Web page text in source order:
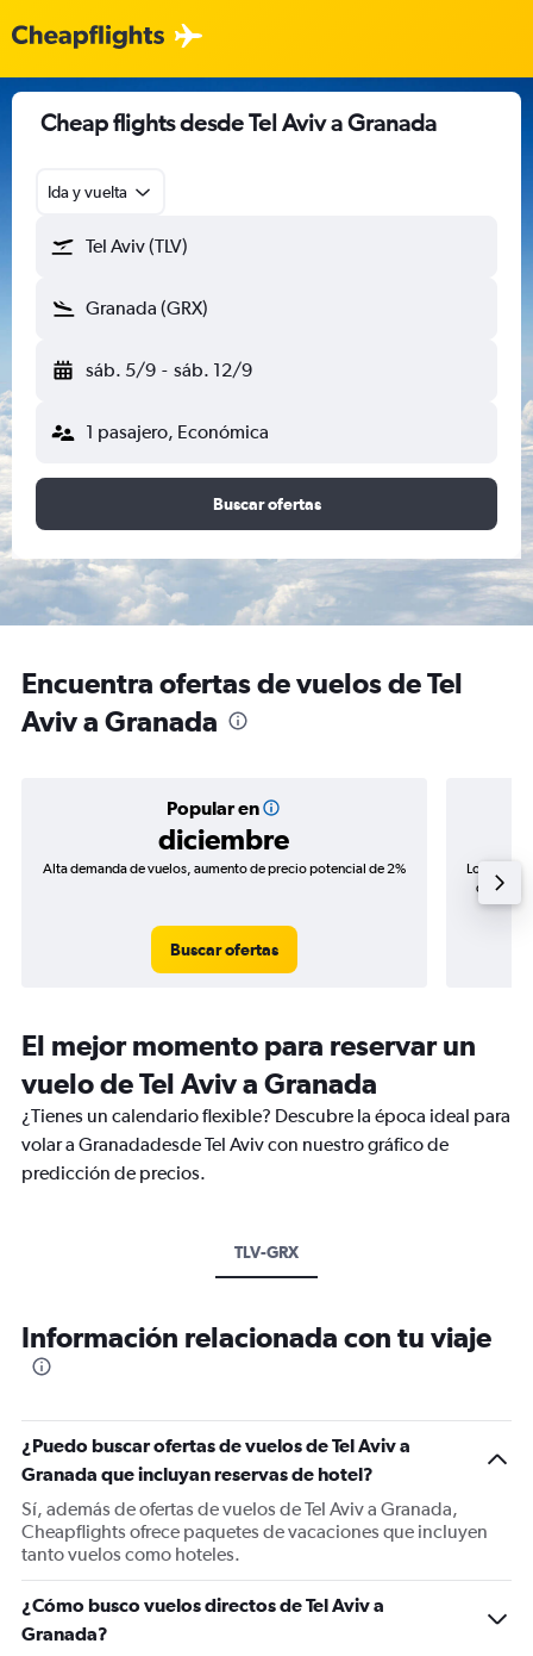
Cheap flights desde Tel Aviv a Granada
Ida y vuelta
Tel Aviv (TLV)
Granada (GRX)
sáb. 5/9 - sáb. 12/9
1 pasajero, Económica
Buscar ofertas
Encuentra ofertas de vuelos de Tel
Aviv a Granada
Popular en
diciembre
Alta demanda de vuelos, aumento de precio potencial de 2%
Buscar ofertas
Los
de
El mejor momento para reservar un
vuelo de Tel Aviv a Granada
¿Tienes un calendario flexible? Descubre la época ideal para
volar a Granadadesde Tel Aviv con nuestro gráfico de
predicción de precios.
TLV-GRX
Información relacionada con tu viaje
¿Puedo buscar ofertas de vuelos de Tel Aviv a
Granada que incluyan reservas de hotel?
Sí, además de ofertas de vuelos de Tel Aviv a Granada,
Cheapflights ofrece paquetes de vacaciones que incluyen
tanto vuelos como hoteles.
¿Cómo busco vuelos directos de Tel Aviv a
Granada?